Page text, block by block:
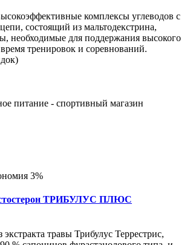
комплексы углеводов с
состоящий из мальтодекстрина,
необходимые для поддержания высокого
тренировок и соревнований.
3%
ТРИБУЛУС ПЛЮС
травы Трибулус Террестрис,